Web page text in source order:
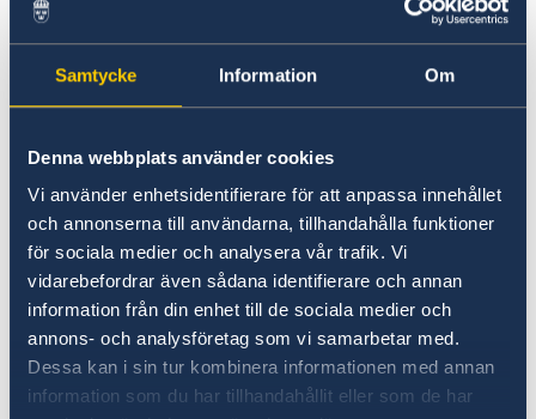
Samtycke Information Om
Denna webbplats använder cookies
Vi använder enhetsidentifierare för att anpassa innehållet
och annonserna till användarna, tillhandahålla funktioner
för sociala medier och analysera vår trafik. Vi
vidarebefordrar även sådana identifierare och annan
information från din enhet till de sociala medier och
annons- och analysföretag som vi samarbetar med.
Dessa kan i sin tur kombinera informationen med annan
information som du har tillhandahållit eller som de har
Studying in Sweden
Schengen visa applications for travel
to Sweden are handled by the
Embassy of Germany in Dushanbe.
Embassy of Germany
Ul. Somoni 59/1
764064 Dushanbe
Tel: (+992) 43-377-3000
Fax: (+992) 43-377-3080, (+992) 43-377-3082
E-mail (general)
E-mail (consular and visa office)